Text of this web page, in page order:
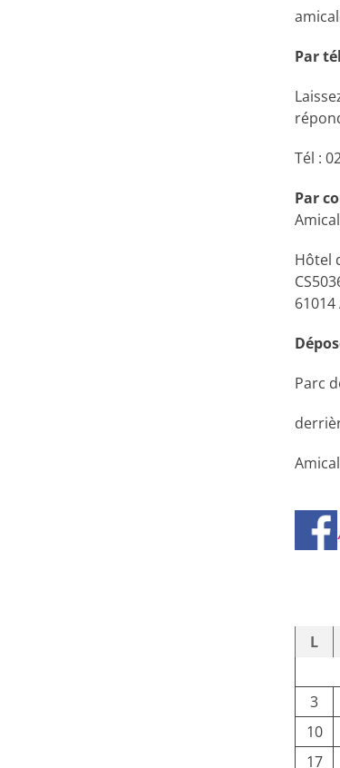
Par
Tél :
Par
Hôtel
61014
Parc
L
3
10
17